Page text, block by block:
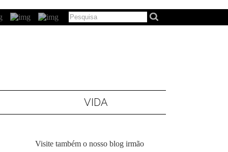
VIDA
Visite também o nosso blog irmão